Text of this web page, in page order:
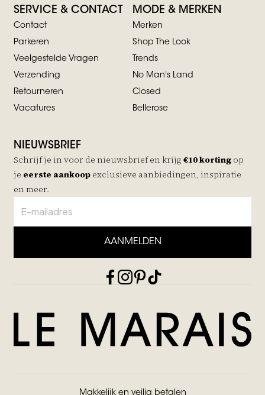
SERVICE & CONTACT
Contact
Parkeren
Veelgestelde Vragen
Verzending
Retourneren
Vacatures
MODE & MERKEN
Merken
Shop The Look
Trends
No Man's Land
Closed
Bellerose
NIEUWSBRIEF
Schrijf je in voor de nieuwsbrief en krijg €10 korting op
je eerste aankoop exclusieve aanbiedingen, inspiratie
en meer.
AANMELDEN
Makkelijk en veilig betalen